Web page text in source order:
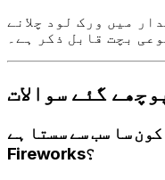
میں ورک لود چلانے
بچت قابل ذکر ہے۔
گئے سوالات
کون سا سب سے سستا ہے - Replicate، Together، یا
Fireworks؟